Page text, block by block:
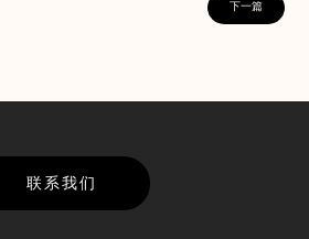
下一篇
联系我们